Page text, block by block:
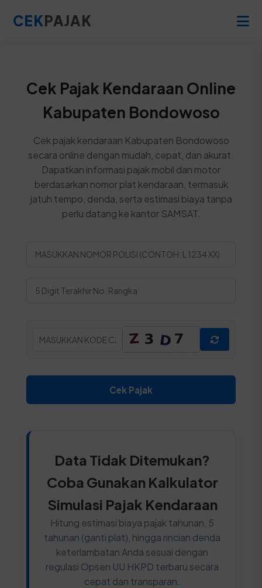
CEKPAJAK
Cek Pajak Kendaraan Online
Kabupaten Bondowoso
Cek pajak kendaraan Kabupaten Bondowoso
secara online dengan mudah, cepat, dan akurat.
Dapatkan informasi pajak mobil dan motor
berdasarkan nomor plat kendaraan, termasuk
jatuh tempo, denda, serta estimasi biaya tanpa
perlu datang ke kantor SAMSAT.
Cek Pajak
Data Tidak Ditemukan?
Coba Gunakan Kalkulator
Simulasi Pajak Kendaraan
Hitung estimasi biaya pajak tahunan, 5
tahunan (ganti plat), hingga rincian denda
keterlambatan Anda sesuai dengan
regulasi Opsen UU HKPD terbaru secara
cepat dan transparan.